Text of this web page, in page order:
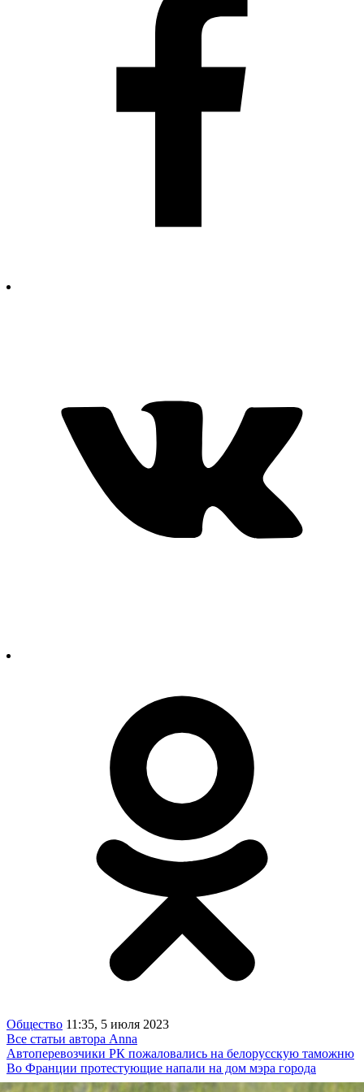
Общество 11:35, 5 июля 2023
Все статьи автора Anna
Автоперевозчики РК пожаловались на белорусскую таможню
Во Франции протестующие напали на дом мэра города